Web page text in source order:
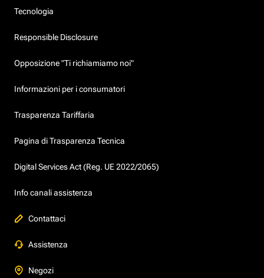
Tecnologia
Responsible Disclosure
Opposizione "Ti richiamiamo noi"
Informazioni per i consumatori
Trasparenza Tariffaria
Pagina di Trasparenza Tecnica
Digital Services Act (Reg. UE 2022/2065)
Info canali assistenza
Contattaci
Assistenza
Negozi